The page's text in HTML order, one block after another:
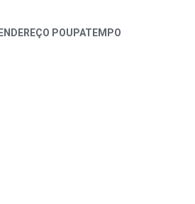
ENDEREÇO POUPATEMPO